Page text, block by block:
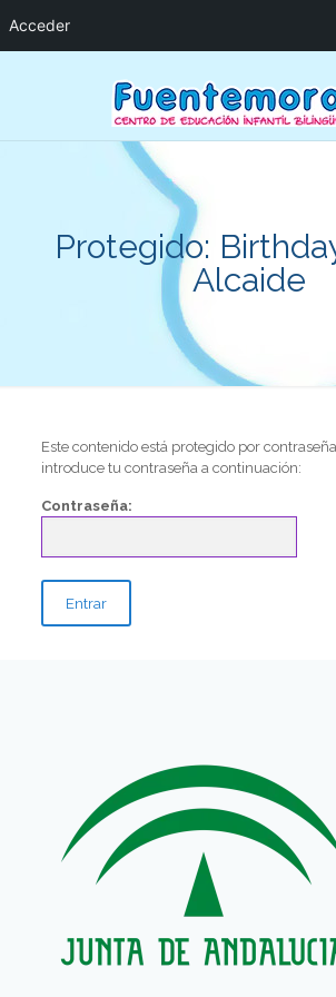
Protegido:
Alcaide
Este contenido está protegido por
introduce tu contraseña a continuación:
Contraseña:
Acceder